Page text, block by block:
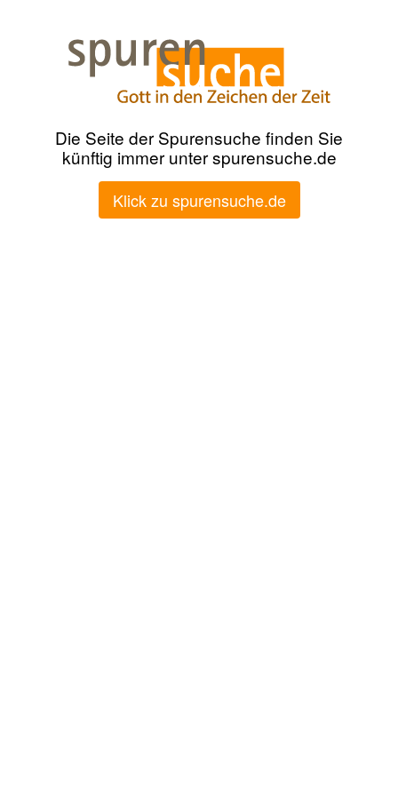
Die Seite der Spurensuche finden Sie
künftig immer unter spurensuche.de
Klick zu spurensuche.de